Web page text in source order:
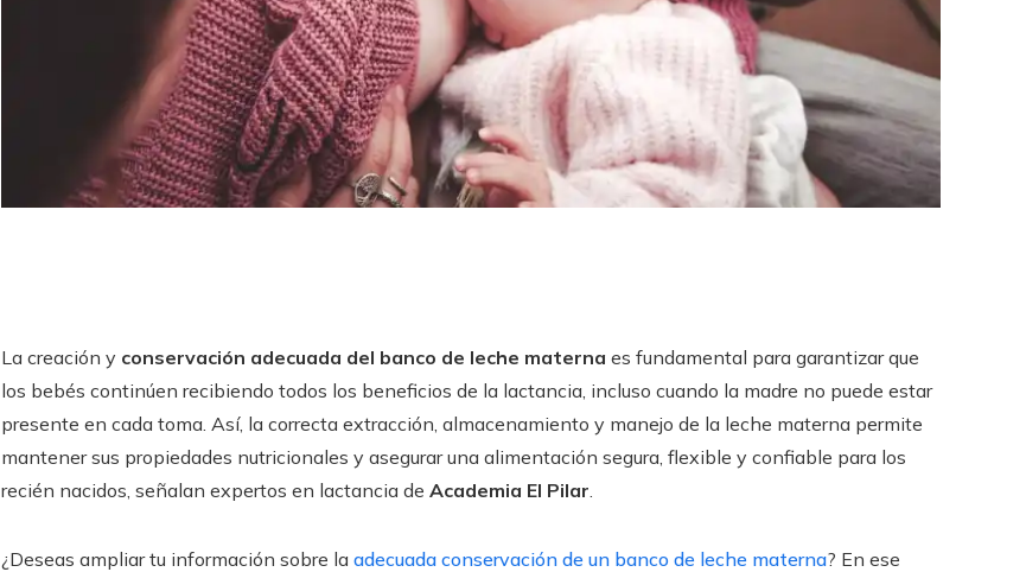
La creación y conservación adecuada del banco de leche materna es fundamental para garantizar que
los bebés continúen recibiendo todos los beneficios de la lactancia, incluso cuando la madre no puede estar
presente en cada toma. Así, la correcta extracción, almacenamiento y manejo de la leche materna permite
mantener sus propiedades nutricionales y asegurar una alimentación segura, flexible y confiable para los
recién nacidos, señalan expertos en lactancia de Academia El Pilar.
¿Deseas ampliar tu información sobre la adecuada conservación de un banco de leche materna? En ese